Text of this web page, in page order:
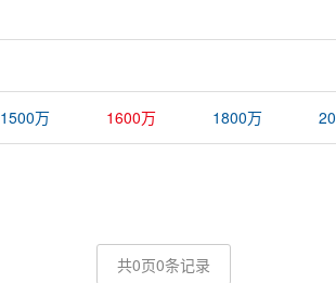
1500万 1600万 1800万
共0页0条记录